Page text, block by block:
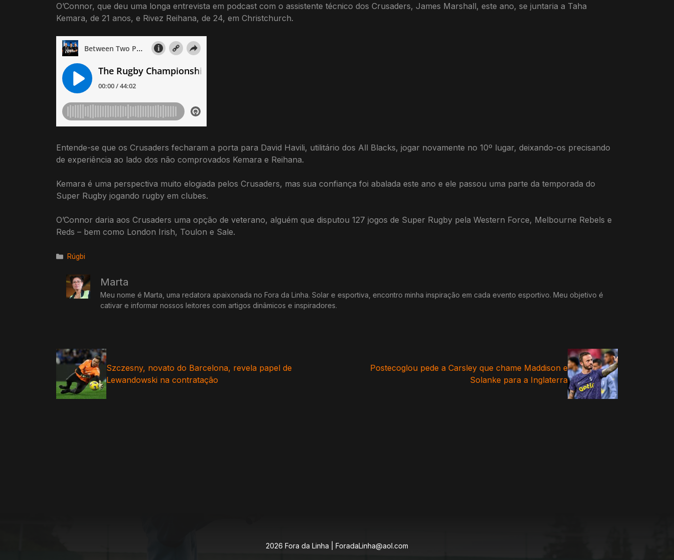
O’Connor, que deu uma longa entrevista em podcast com o assistente técnico dos Crusaders, James Marshall, este ano, se juntaria a Taha
Kemara, de 21 anos, e Rivez Reihana, de 24, em Christchurch.
Entende-se que os Crusaders fecharam a porta para David Havili, utilitário dos All Blacks, jogar novamente no 10º lugar, deixando-os precisando
de experiência ao lado dos não comprovados Kemara e Reihana.
Kemara é uma perspectiva muito elogiada pelos Crusaders, mas sua confiança foi abalada este ano e ele passou uma parte da temporada do
Super Rugby jogando rugby em clubes.
O’Connor daria aos Crusaders uma opção de veterano, alguém que disputou 127 jogos de Super Rugby pela Western Force, Melbourne Rebels e
Reds – bem como London Irish, Toulon e Sale.
Categorias
Rúgbi
Marta
Meu nome é Marta, uma redatora apaixonada no Fora da Linha. Solar e esportiva, encontro minha inspiração em cada evento esportivo. Meu objetivo é
cativar e informar nossos leitores com artigos dinâmicos e inspiradores.
Szczesny, novato do Barcelona, ​​revela papel de
Lewandowski na contratação
Postecoglou pede a Carsley que chame Maddison e
Solanke para a Inglaterra
2026 Fora da Linha | ForadaLinha@aol.com